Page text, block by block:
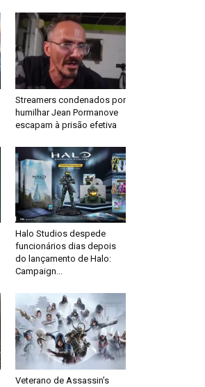
Streamers condenados por
humilhar Jean Pormanove
escapam à prisão efetiva
Halo Studios despede
funcionários dias depois
do lançamento de Halo:
Campaign...
Veterano de Assassin’s